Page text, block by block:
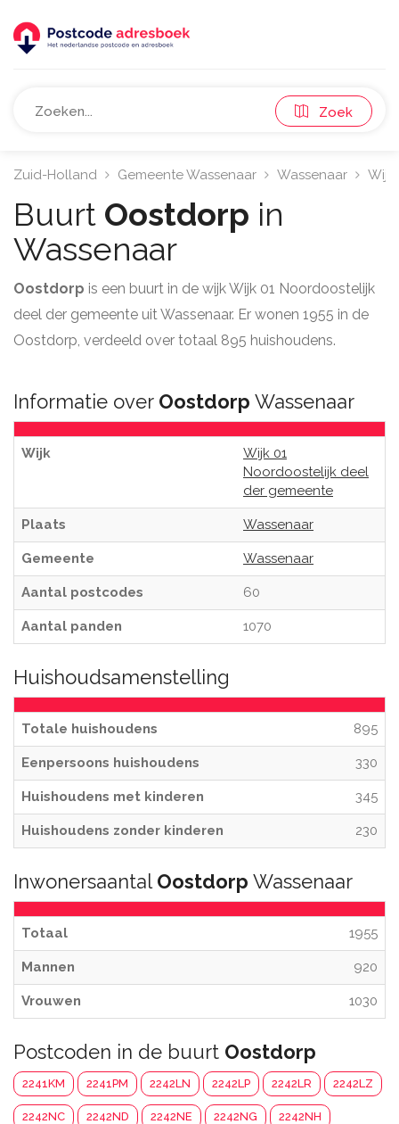
Zoek
Zuid-Holland Gemeente Wassenaar Wassenaar Wijk
Buurt Oostdorp in
Wassenaar
Oostdorp is een buurt in de wijk Wijk 01 Noordoostelijk
deel der gemeente uit Wassenaar. Er wonen 1955 in de
Oostdorp, verdeeld over totaal 895 huishoudens.
Informatie over Oostdorp Wassenaar
Wijk
Wijk 01
Noordoostelijk deel
der gemeente
Plaats Wassenaar
Gemeente Wassenaar
Aantal postcodes 60
Aantal panden 1070
Huishoudsamenstelling
Totale huishoudens 895
Eenpersoons huishoudens 330
Huishoudens met kinderen 345
Huishoudens zonder kinderen 230
Inwonersaantal Oostdorp Wassenaar
Totaal 1955
Mannen 920
Vrouwen 1030
Postcoden in de buurt Oostdorp
2241KM 2241PM 2242LN 2242LP 2242LR 2242LZ
2242NC 2242ND 2242NE 2242NG 2242NH